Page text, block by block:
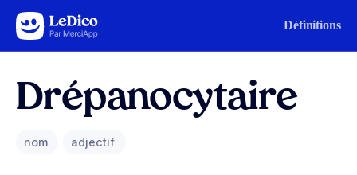
Aller au contenu Définitions
Drépanocytaire
nom adjectif